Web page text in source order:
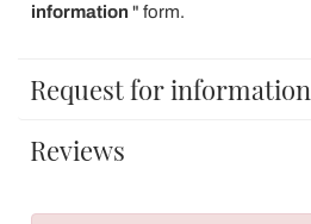
information " form.
Request for information
Reviews